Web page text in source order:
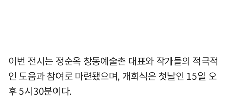
이번 전시는 정순옥 창동예술촌 대표와 작가들의 적극적
인 도움과 참여로 마련됐으며, 개회식은 첫날인 15일 오
후 5시30분이다.